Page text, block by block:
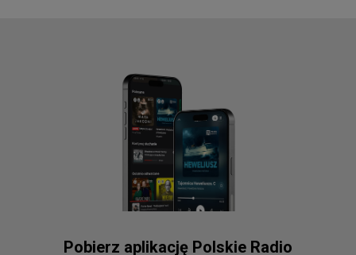
Pobierz aplikację Polskie Radio